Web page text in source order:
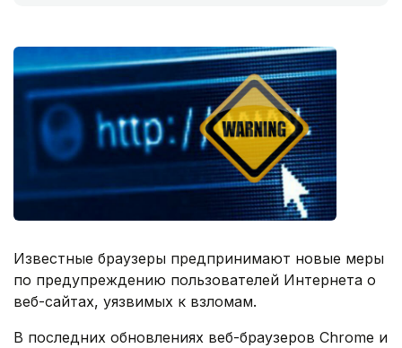
Известные браузеры предпринимают новые меры
по предупреждению пользователей Интернета о
веб-сайтах, уязвимых к взломам.
В последних обновлениях веб-браузеров Chrome и